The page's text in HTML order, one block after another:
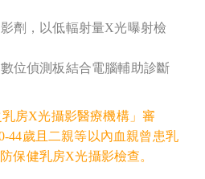
劑，以低輻射量X光曝射檢
位偵測板結合電腦輔助診斷
房X光攝影醫療機構」審
44歲且二親等以內血親曾患乳
保健乳房X光攝影檢查。